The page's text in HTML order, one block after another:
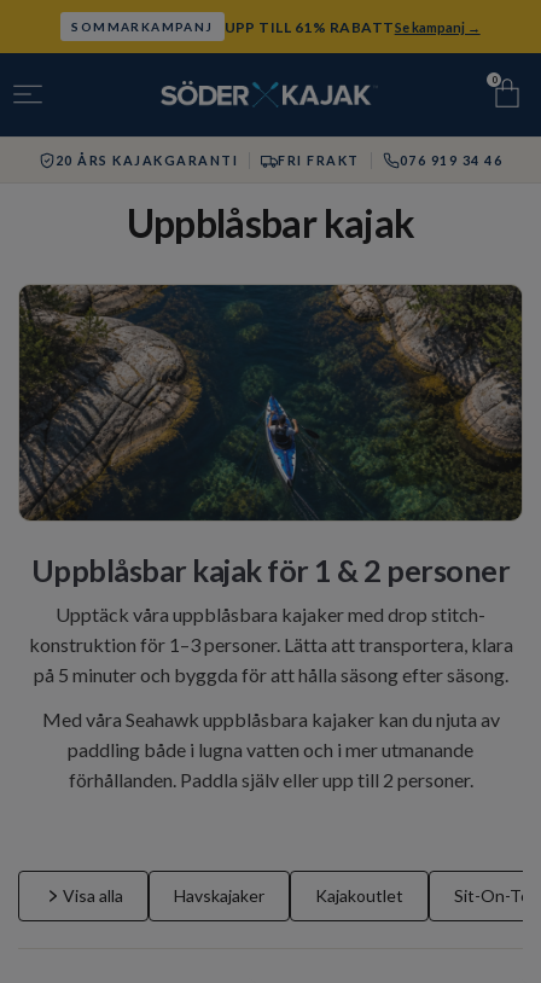
SOMMARKAMPANJ UPP TILL 61% RABATTSe kampanj →
0
20 ÅRS KAJAKGARANTI FRI FRAKT 076 919 34 46
Uppblåsbar kajak
Uppblåsbar kajak för 1 & 2 personer
Upptäck våra uppblåsbara kajaker med drop stitch-
konstruktion för 1–3 personer. Lätta att transportera, klara
på 5 minuter och byggda för att hålla säsong efter säsong.
Med våra Seahawk uppblåsbara kajaker kan du njuta av
paddling både i lugna vatten och i mer utmanande
förhållanden. Paddla själv eller upp till 2 personer.
Visa alla Havskajaker Kajakoutlet Sit-On-